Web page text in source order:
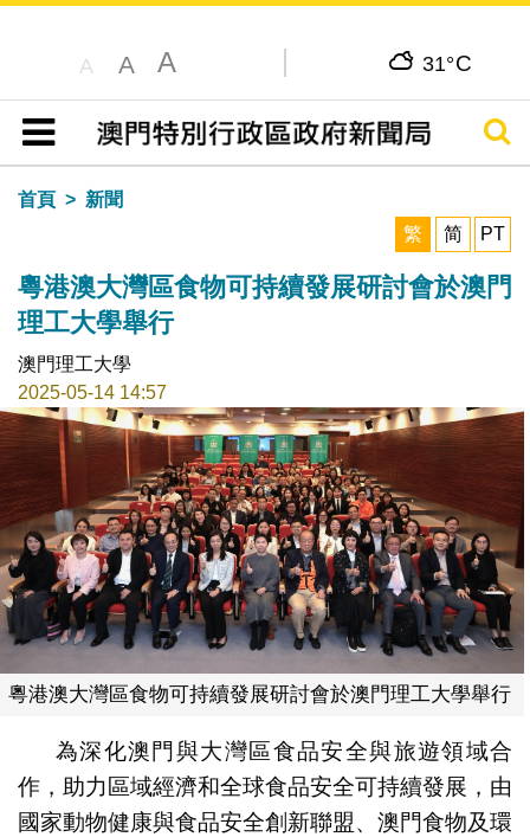
A A A 31°C
目錄
搜尋
首頁
新聞
繁
简 PT
粵港澳大灣區食物可持續發展研討會於澳門
理工大學舉行
澳門理工大學
2025-05-14 14:57
粵港澳大灣區食物可持續發展研討會於澳門理工大學舉行
為深化澳門與大灣區食品安全與旅遊領域合
作，助力區域經濟和全球食品安全可持續發展，由
國家動物健康與食品安全創新聯盟、澳門食物及環